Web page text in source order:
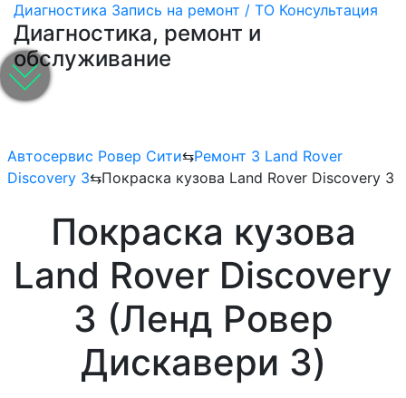
Диагностика Запись на ремонт / ТО Консультация
Диагностика, ремонт и
обслуживание
Автосервис Ровер Сити⇆Ремонт 3 Land Rover
Discovery 3⇆Покраска кузова Land Rover Discovery 3
Покраска кузова
Land Rover Discovery
3 (Ленд Ровер
Дискавери 3)